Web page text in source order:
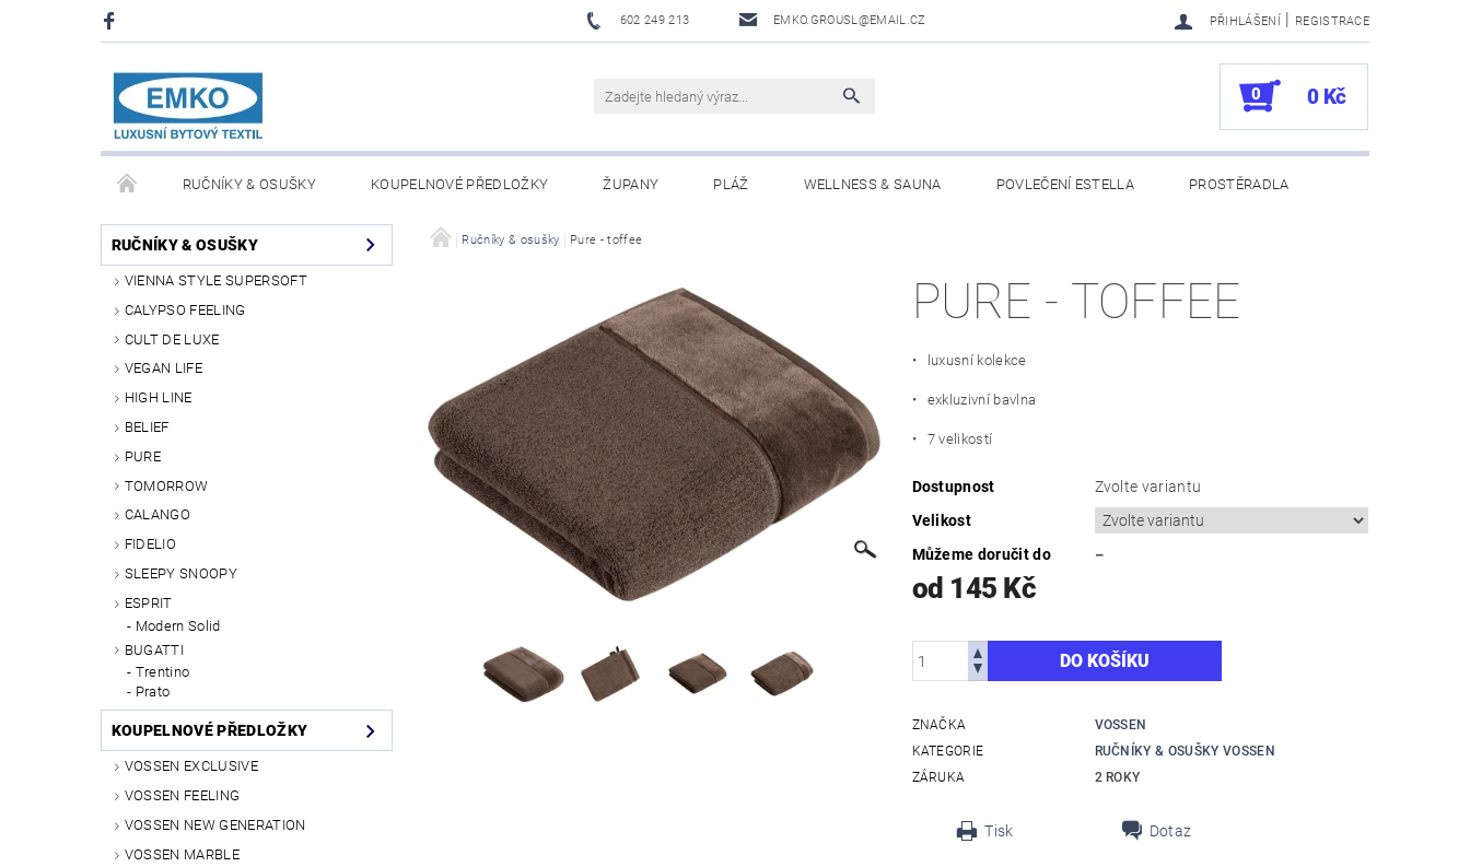
602 249 213 EMKO.GROUSL@EMAIL.CZ PŘIHLÁŠENÍ | REGISTRACE
0 0 Kč
RUČNÍKY & OSUŠKY KOUPELNOVÉ PŘEDLOŽKY ŽUPANY PLÁŽ WELLNESS & SAUNA POVLEČENÍ ESTELLA PROSTĚRADLA
PŘIKRÝVKY & POLŠTÁŘE DEKY A PLÉDY UBRUSY A UTĚRKY EKELUND
NAPIŠTE NÁM
RUČNÍKY & OSUŠKY
VIENNA STYLE SUPERSOFT
CALYPSO FEELING
CULT DE LUXE
VEGAN LIFE
HIGH LINE
BELIEF
PURE
TOMORROW
CALANGO
FIDELIO
SLEEPY SNOOPY
ESPRIT
Modern Solid
BUGATTI
Trentino
Prato
KOUPELNOVÉ PŘEDLOŽKY
VOSSEN EXCLUSIVE
VOSSEN FEELING
VOSSEN NEW GENERATION
VOSSEN MARBLE
Ručníky & osušky Pure - toffee
PURE - TOFFEE
• luxusní kolekce
• exkluzivní bavlna
• 7 velikostí
Dostupnost
Zvolte variantu
Velikost
Můžeme doručit do
–
od 145 Kč
ZNAČKA
VOSSEN
KATEGORIE
RUČNÍKY & OSUŠKY VOSSEN
ZÁRUKA
2 ROKY
Tisk Dotaz